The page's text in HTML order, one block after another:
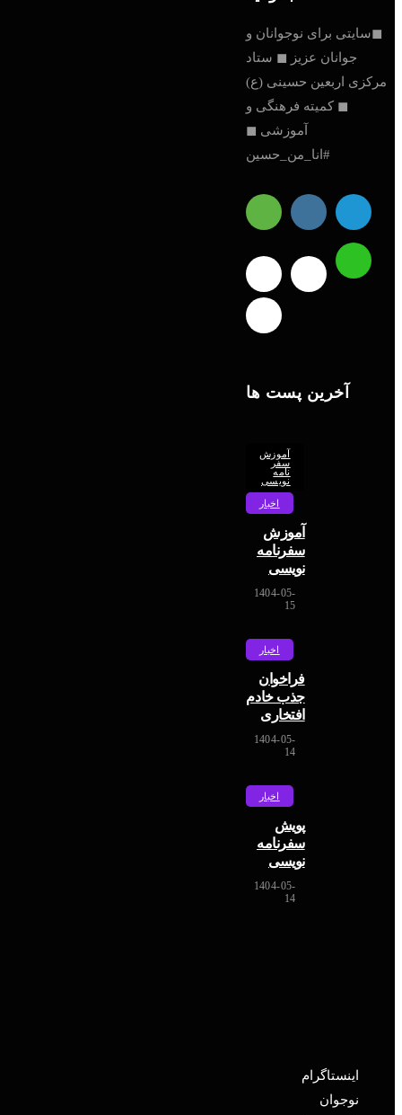
برای نوجوانان و
جوانان عزیز ◼ ستاد
اربعین حسینی (ع)
◼ کمیته فرهنگی و
آموزشی ◼
#انا_من_حسین
آخرین پست ها
آموزش
آموزش
سفرنامه
نویسی
1404-05-
فراخوان
جذب خادم
افتخاری
1404-05-
پویش
سفرنامه
نویسی
1404-05-
اینستاگرام
نوجوان